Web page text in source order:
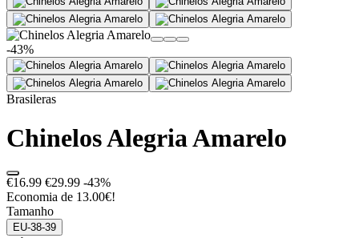
+de 36.000 reviews
-43%
Brasileras
Chinelos Alegria Amarelo
€16.99 €29.99 -43%
Economia de 13.00€!
Tamanho
EU-38-39